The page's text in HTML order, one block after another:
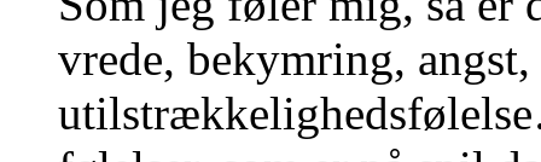
vrede, bekymring,